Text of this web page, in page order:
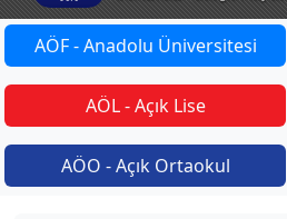
AÖF - Anadolu Üniversitesi
AÖL - Açık Lise
AÖO - Açık Ortaokul